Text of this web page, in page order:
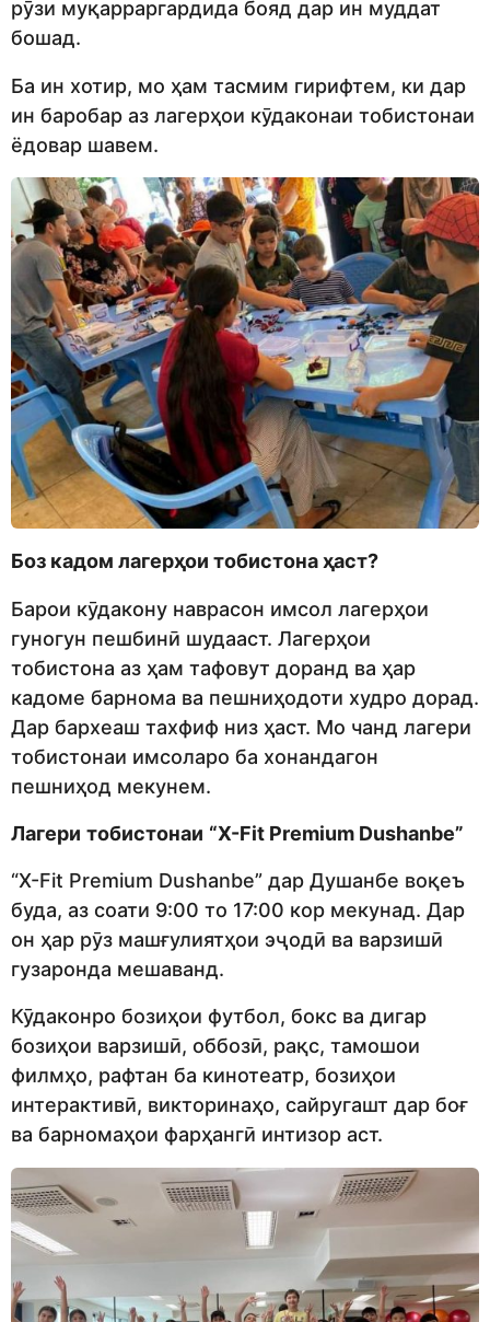
рӯзи муқарраргардида бояд дар ин муддат
бошад.
Ба ин хотир, мо ҳам тасмим гирифтем, ки дар
ин баробар аз лагерҳои кӯдаконаи тобистонаи
ёдовар шавем.
Боз кадом лагерҳои тобистона ҳаст?
Барои кӯдакону наврасон имсол лагерҳои
гуногун пешбинӣ шудааст. Лагерҳои
тобистона аз ҳам тафовут доранд ва ҳар
кадоме барнома ва пешниҳодоти худро дорад.
Дар бархеаш тахфиф низ ҳаст. Мо чанд лагери
тобистонаи имсоларо ба хонандагон
пешниҳод мекунем.
Лагери тобистонаи “X-Fit Premium Dushanbe”
“X-Fit Premium Dushanbe” дар Душанбе воқеъ
буда, аз соати 9:00 то 17:00 кор мекунад. Дар
он ҳар рӯз машғулиятҳои эҷодӣ ва варзишӣ
гузаронда мешаванд.
Кӯдаконро бозиҳои футбол, бокс ва дигар
бозиҳои варзишӣ, оббозӣ, рақс, тамошои
филмҳо, рафтан ба кинотеатр, бозиҳои
интерактивӣ, викторинаҳо, сайругашт дар боғ
ва барномаҳои фарҳангӣ интизор аст.